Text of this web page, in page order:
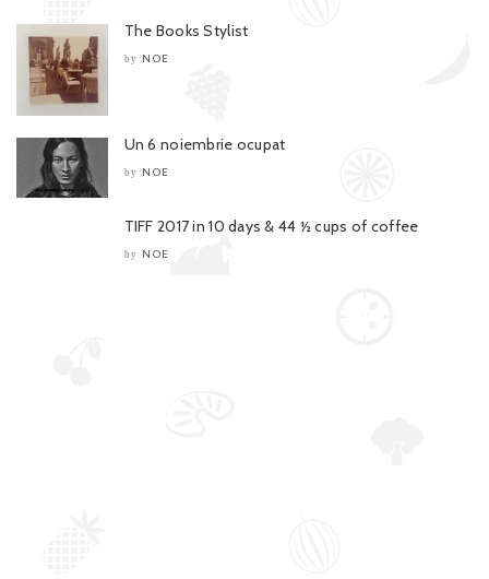
The Books Stylist
by NOE
Un 6 noiembrie ocupat
by NOE
TIFF 2017 in 10 days & 44 ½ cups of coffee
by NOE